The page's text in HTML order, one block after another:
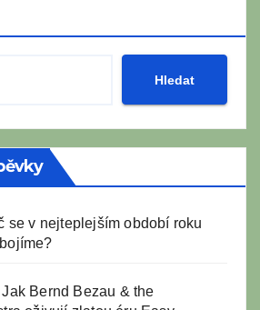
Hledat
se v nejteplejším období roku
Bernd Bezau & the